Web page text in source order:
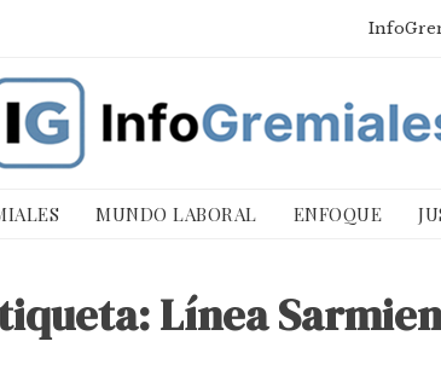
MUNDO LABORAL ENFOQUE
Línea